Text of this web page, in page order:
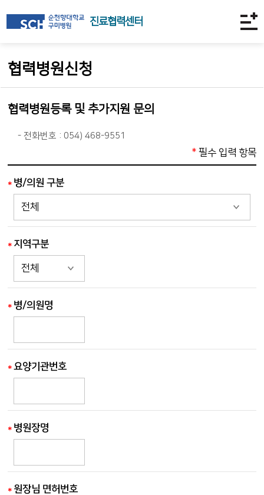
진료협력센터
협력병원신청
협력병원등록 및 추가지원 문의
- 전화번호 : 054) 468-9551
*필수 입력 항목
병/의원 구분
지역구분
병/의원명
요양기관번호
병원장명
원장님 면허번호